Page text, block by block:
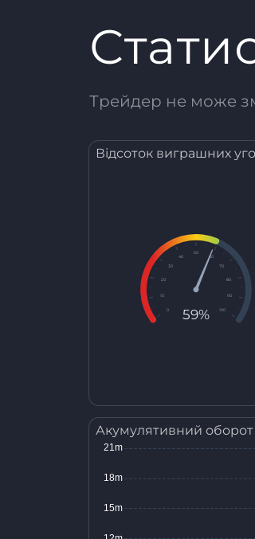
Трейдер не може
Відсоток виграшних
0
10
20
30
40
50
60
70
80
90
100
59%
Акумулятивний оборот